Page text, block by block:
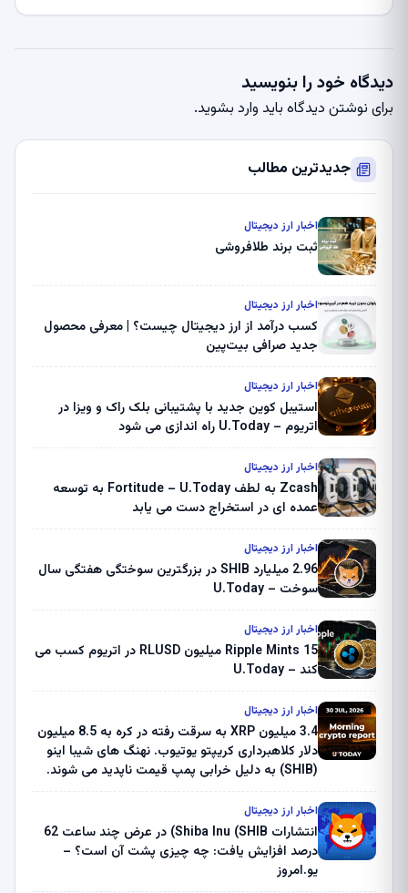
دیدگاه خود را بنویسید
برای نوشتن دیدگاه باید وارد بشوید.
جدیدترین مطالب
اخبار ارز دیجیتال
ثبت برند طلافروشی
اخبار ارز دیجیتال
کسب درآمد از ارز دیجیتال چیست؟ | معرفی محصول
جدید صرافی بیت‌پین
اخبار ارز دیجیتال
استیبل کوین جدید با پشتیبانی بلک راک و ویزا در
اتریوم – U.Today راه اندازی می شود
اخبار ارز دیجیتال
Zcash به لطف Fortitude – U.Today به توسعه
عمده ای در استخراج دست می یابد
اخبار ارز دیجیتال
2.96 میلیارد SHIB در بزرگترین سوختگی هفتگی سال
سوخت – U.Today
اخبار ارز دیجیتال
Ripple Mints 15 میلیون RLUSD در اتریوم کسب می
کند – U.Today
اخبار ارز دیجیتال
3.4 میلیون XRP به سرقت رفته در کره به 8.5 میلیون
دلار کلاهبرداری کریپتو یوتیوب. نهنگ های شیبا اینو
(SHIB) به دلیل خرابی پمپ قیمت ناپدید می شوند.
ثبت کرد – گزارش کریپتو صبح – U.Today
اخبار ارز دیجیتال
انتشارات Shiba Inu (SHIB) در عرض چند ساعت 62
درصد افزایش یافت: چه چیزی پشت آن است؟ –
یو.امروز